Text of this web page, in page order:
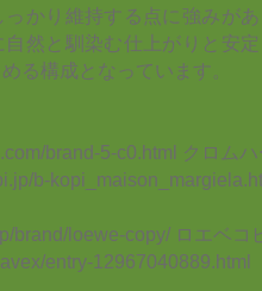
っかり維持する点に強みが
自然と馴染む仕上がりと安
る構成となっています。
brand-5-c0.html クロム
b-
brand/loewe-copy/ ロエベコ
entry-12967040889.html